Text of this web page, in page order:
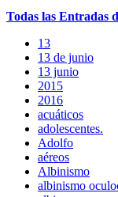
Todas las Entradas
13
13 de junio
13 junio
2015
2016
acuáticos
adolescentes.
Adolfo
aéreos
Albinismo
albinismo